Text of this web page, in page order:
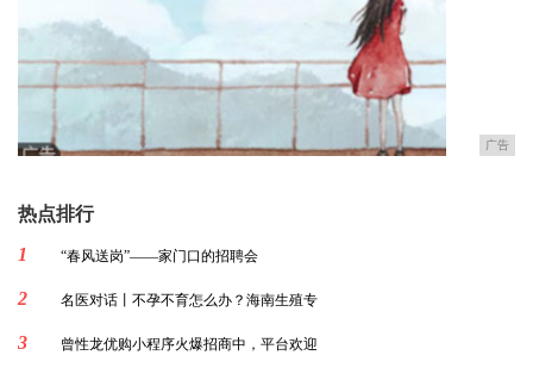
广告
热点排行
1
“春风送岗”——家门口的招聘会
2 名医对话丨不孕不育怎么办？海南生殖专
3 曾性龙优购小程序火爆招商中，平台欢迎